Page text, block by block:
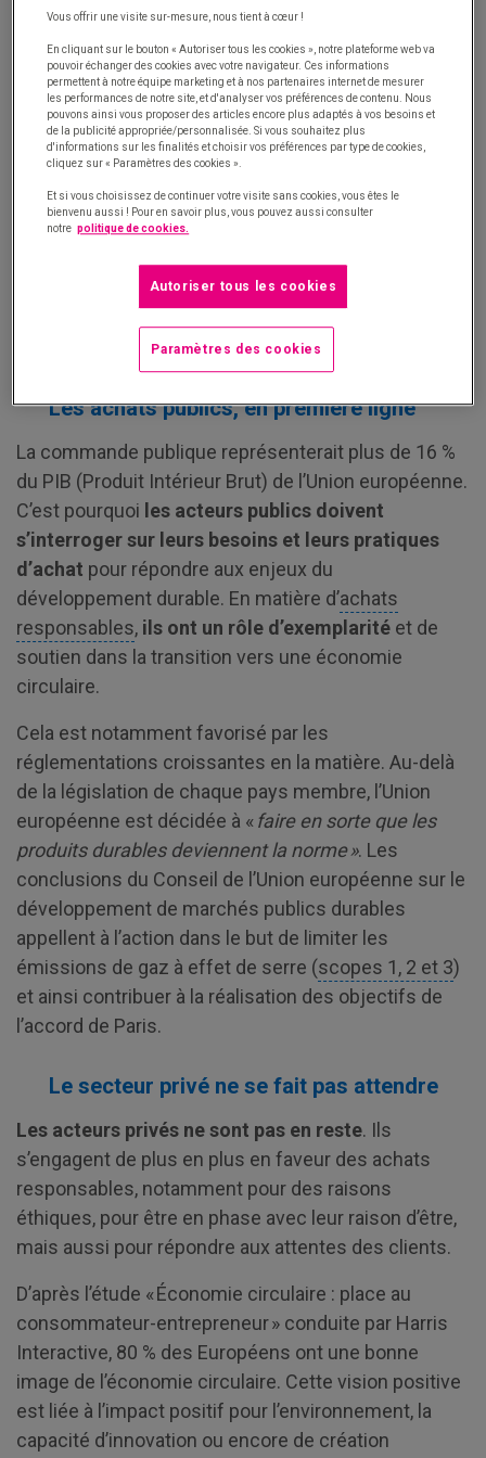
services, modèles d’affaire et politiques publiques
innovants, prenant en compte l’ensemble des flux
tout au long de la vie du produit ou service. Ce
modèle repose sur une utilisation optimum des
ressources et sur la création de boucles de valeur
positives. »
Le développement de l’achat circulaire
Les acteurs économiques impactent directement
travers leurs achats.
Les achats publics, en première ligne
La commande publique représenterait plus de 16 %
du PIB (Produit Intérieur Brut) de l’Union européenne.
C’est pourquoi les acteurs publics doivent
s’interroger sur leurs besoins et leurs pratiques
d’achat pour répondre aux enjeux du
développement durable. En matière d’achats
responsables, ils ont un rôle d’exemplarité et de
soutien dans la transition vers une économie
circulaire.
Cela est notamment favorisé par les
réglementations croissantes en la matière. Au-delà
de la législation de chaque pays membre, l’Union
européenne est décidée à «faire en sorte que les
produits durables deviennent la norme ». Les
conclusions du Conseil de l’Union européenne sur le
développement de marchés publics durables
appellent à l’action dans le but de limiter les
émissions de gaz à effet de serre (scopes 1, 2 et 3)
et ainsi contribuer à la réalisation des objectifs de
l’accord de Paris.
Le secteur privé ne se fait pas attendre
Les acteurs privés ne sont pas en reste. Ils
s’engagent de plus en plus en faveur des achats
responsables, notamment pour des raisons
éthiques, pour être en phase avec leur raison d’être,
mais aussi pour répondre aux attentes des clients.
D’après l’étude « Économie circulaire : place au
consommateur-entrepreneur » conduite par Harris
Interactive, 80 % des Européens ont une bonne
image de l’économie circulaire. Cette vision positive
est liée à l’impact positif pour l’environnement, la
capacité d’innovation ou encore de création
Vous offrir une visite sur-mesure, nous tient à cœur !
En cliquant sur le bouton « Autoriser tous les cookies », notre plateforme web va
pouvoir échanger des cookies avec votre navigateur. Ces informations
permettent à notre équipe marketing et à nos partenaires internet de mesurer
les performances de notre site, et d'analyser vos préférences de contenu. Nous
pouvons ainsi vous proposer des articles encore plus adaptés à vos besoins et
de la publicité appropriée/personnalisée. Si vous souhaitez plus
d'informations sur les finalités et choisir vos préférences par type de cookies,
cliquez sur « Paramètres des cookies ».
Et si vous choisissez de continuer votre visite sans cookies, vous êtes le
bienvenu aussi ! Pour en savoir plus, vous pouvez aussi consulter
notre politique de cookies.
Autoriser tous les cookies
Paramètres des cookies